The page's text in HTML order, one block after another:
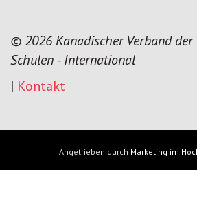
© 2026 Kanadischer Verband
Schulen - International
| Kontakt
Angetrieben durch Marketing im